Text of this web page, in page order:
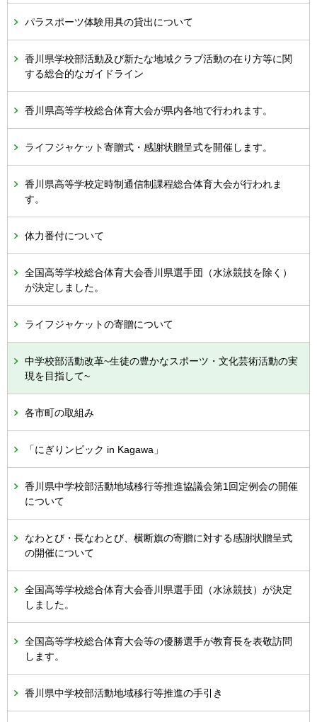
パラスポーツ体験用具の貸出について
香川県学校部活動及び新たな地域クラブ活動の在り方等に関
する総合的なガイドライン
香川県高等学校総合体育大会が県内各地で行われます。
ライフジャケット寄贈式・感謝状贈呈式を開催します。
香川県高等学校定時制通信制課程総合体育大会が行われま
す。
体力番付について
全国高等学校総合体育大会香川県選手団（水泳競技を除く）
が決定しました。
ライフジャケットの寄贈について
中学校部活動改革~生徒の豊かなスポーツ・文化芸術活動の実
現を目指して~
各市町の取組み
「にぎりンピック in Kagawa」
香川県中学校部活動地域移行等推進協議会第1回定例会の開催
について
なわとび・長なわとび、横断旗の寄贈に対する感謝状贈呈式
の開催について
全国高等学校総合体育大会香川県選手団（水泳競技）が決定
しました。
全国高等学校総合体育大会等の優勝選手が教育長を表敬訪問
します。
香川県中学校部活動地域移行等推進の手引き